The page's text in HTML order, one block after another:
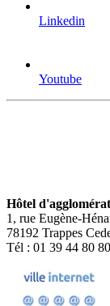
Linkedin
Youtube
Hôtel
1, rue Eugène-
78192 Trappes
Tél : 01 39 44 80 80